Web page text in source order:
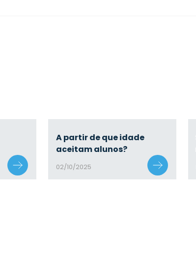
A partir de que idade
aceitam alunos?
02/10/2025